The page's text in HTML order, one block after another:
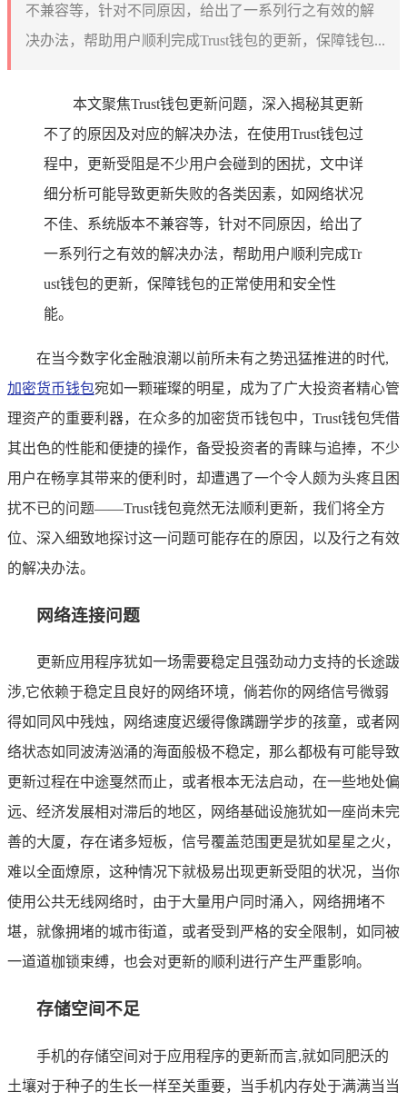
不兼容等，针对不同原因，给出了一系列行之有效的解
决办法，帮助用户顺利完成Trust钱包的更新，保障钱包...
本文聚焦Trust钱包更新问题，深入揭秘其更新
不了的原因及对应的解决办法，在使用Trust钱包过
程中，更新受阻是不少用户会碰到的困扰，文中详
细分析可能导致更新失败的各类因素，如网络状况
不佳、系统版本不兼容等，针对不同原因，给出了
一系列行之有效的解决办法，帮助用户顺利完成Tr
ust钱包的更新，保障钱包的正常使用和安全性
能。
在当今数字化金融浪潮以前所未有之势迅猛推进的时代,
加密货币钱包宛如一颗璀璨的明星，成为了广大投资者精心管
理资产的重要利器，在众多的加密货币钱包中，Trust钱包凭借
其出色的性能和便捷的操作，备受投资者的青睐与追捧，不少
用户在畅享其带来的便利时，却遭遇了一个令人颇为头疼且困
扰不已的问题——Trust钱包竟然无法顺利更新，我们将全方
位、深入细致地探讨这一问题可能存在的原因，以及行之有效
的解决办法。
网络连接问题
更新应用程序犹如一场需要稳定且强劲动力支持的长途跋
涉,它依赖于稳定且良好的网络环境，倘若你的网络信号微弱
得如同风中残烛，网络速度迟缓得像蹒跚学步的孩童，或者网
络状态如同波涛汹涌的海面般极不稳定，那么都极有可能导致
更新过程在中途戛然而止，或者根本无法启动，在一些地处偏
远、经济发展相对滞后的地区，网络基础设施犹如一座尚未完
善的大厦，存在诸多短板，信号覆盖范围更是犹如星星之火，
难以全面燎原，这种情况下就极易出现更新受阻的状况，当你
使用公共无线网络时，由于大量用户同时涌入，网络拥堵不
堪，就像拥堵的城市街道，或者受到严格的安全限制，如同被
一道道枷锁束缚，也会对更新的顺利进行产生严重影响。
存储空间不足
手机的存储空间对于应用程序的更新而言,就如同肥沃的
土壤对于种子的生长一样至关重要，当手机内存处于满满当当